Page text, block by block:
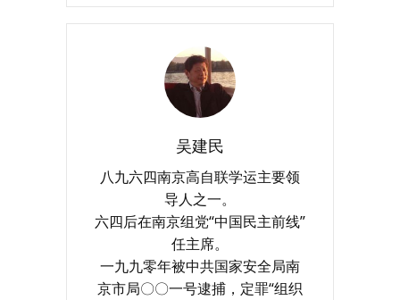
吴建民
八九六四南京高自联学运主要领
导人之一。
六四后在南京组党“中国民主前线”
任主席。
一九九零年被中共国家安全局南
京市局〇〇一号逮捕，定罪“组织